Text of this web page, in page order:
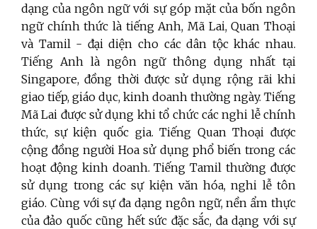
dạng của ngôn ngữ với sự góp mặt của bốn ngôn
ngữ chính thức là tiếng Anh, Mã Lai, Quan Thoại
và Tamil - đại diện cho các dân tộc khác nhau.
Tiếng Anh là ngôn ngữ thông dụng nhất tại
Singapore, đồng thời được sử dụng rộng rãi khi
giao tiếp, giáo dục, kinh doanh thường ngày. Tiếng
Mã Lai được sử dụng khi tổ chức các nghi lễ chính
thức, sự kiện quốc gia. Tiếng Quan Thoại được
cộng đồng người Hoa sử dụng phổ biến trong các
hoạt động kinh doanh. Tiếng Tamil thường được
sử dụng trong các sự kiện văn hóa, nghi lễ tôn
giáo. Cùng với sự đa dạng ngôn ngữ, nền ẩm thực
của đảo quốc cũng hết sức đặc sắc, đa dạng với sự